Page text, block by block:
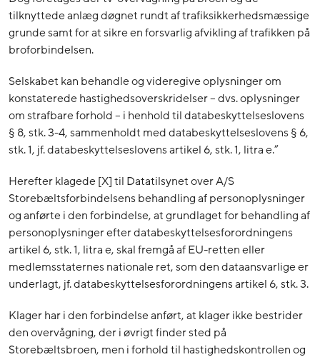
tilknyttede anlæg døgnet rundt af trafiksikkerhedsmæssige
grunde samt for at sikre en forsvarlig afvikling af trafikken på
broforbindelsen.
Selskabet kan behandle og videregive oplysninger om
konstaterede hastighedsoverskridelser – dvs. oplysninger
om strafbare forhold – i henhold til databeskyttelseslovens
§ 8, stk. 3-4, sammenholdt med databeskyttelseslovens § 6,
stk. 1, jf. databeskyttelseslovens artikel 6, stk. 1, litra e.”
Herefter klagede [X] til Datatilsynet over A/S
Storebæltsforbindelsens behandling af personoplysninger
og anførte i den forbindelse, at grundlaget for behandling af
personoplysninger efter databeskyttelsesforordningens
artikel 6, stk. 1, litra e, skal fremgå af EU-retten eller
medlemsstaternes nationale ret, som den dataansvarlige er
underlagt, jf. databeskyttelsesforordningens artikel 6, stk. 3.
Klager har i den forbindelse anført, at klager ikke bestrider
den overvågning, der i øvrigt finder sted på
Storebæltsbroen, men i forhold til hastighedskontrollen og